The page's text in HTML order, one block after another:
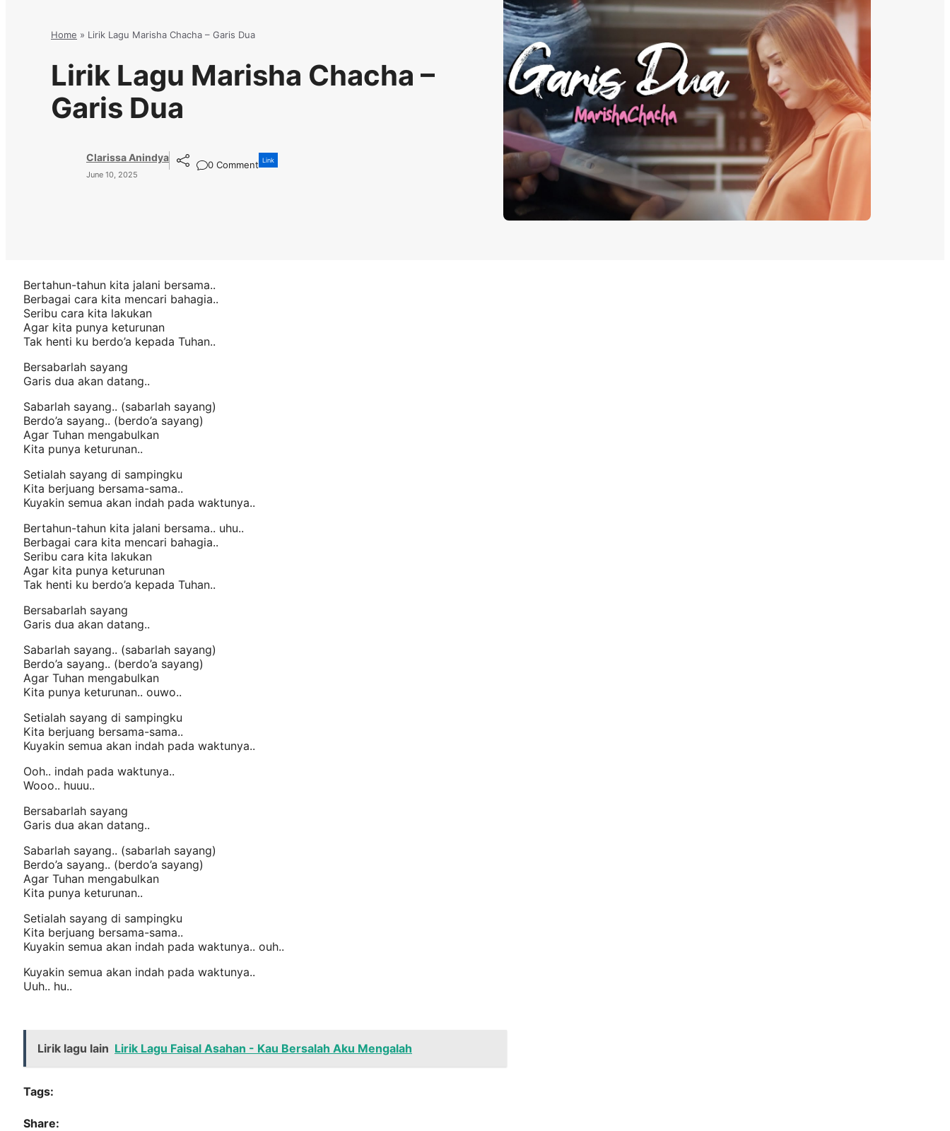
Home » Lirik Lagu Marisha Chacha – Garis Dua
Lirik Lagu Marisha Chacha –
Garis Dua
Clarissa Anindya
June 10, 2025
0 Comment Link
Bertahun-tahun kita jalani bersama..
Berbagai cara kita mencari bahagia..
Seribu cara kita lakukan
Agar kita punya keturunan
Tak henti ku berdo’a kepada Tuhan..
Bersabarlah sayang
Garis dua akan datang..
Sabarlah sayang.. (sabarlah sayang)
Berdo’a sayang.. (berdo’a sayang)
Agar Tuhan mengabulkan
Kita punya keturunan..
Setialah sayang di sampingku
Kita berjuang bersama-sama..
Kuyakin semua akan indah pada waktunya..
Bertahun-tahun kita jalani bersama.. uhu..
Berbagai cara kita mencari bahagia..
Seribu cara kita lakukan
Agar kita punya keturunan
Tak henti ku berdo’a kepada Tuhan..
Bersabarlah sayang
Garis dua akan datang..
Sabarlah sayang.. (sabarlah sayang)
Berdo’a sayang.. (berdo’a sayang)
Agar Tuhan mengabulkan
Kita punya keturunan.. ouwo..
Setialah sayang di sampingku
Kita berjuang bersama-sama..
Kuyakin semua akan indah pada waktunya..
Ooh.. indah pada waktunya..
Wooo.. huuu..
Bersabarlah sayang
Garis dua akan datang..
Sabarlah sayang.. (sabarlah sayang)
Berdo’a sayang.. (berdo’a sayang)
Agar Tuhan mengabulkan
Kita punya keturunan..
Setialah sayang di sampingku
Kita berjuang bersama-sama..
Kuyakin semua akan indah pada waktunya.. ouh..
Kuyakin semua akan indah pada waktunya..
Uuh.. hu..
Lirik lagu lain Lirik Lagu Faisal Asahan - Kau Bersalah Aku Mengalah
Tags:
Share: